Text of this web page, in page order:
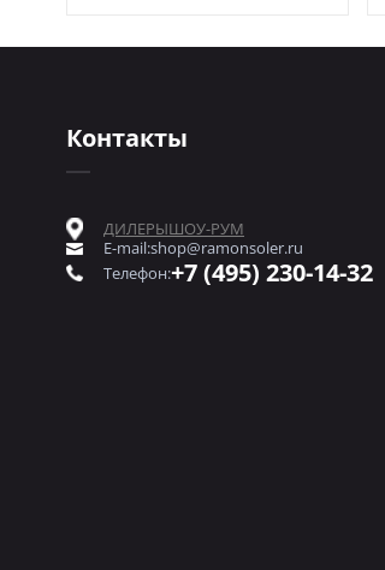
Контакты
ДИЛЕРЫШОУ-РУМ
E-mail:shop@ramonsoler.ru
Телефон:+7 (495) 230-14-32